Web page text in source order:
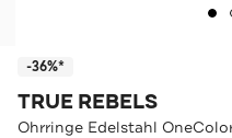
-36%*
TRUE REBELS
Ohrringe Edelstahl